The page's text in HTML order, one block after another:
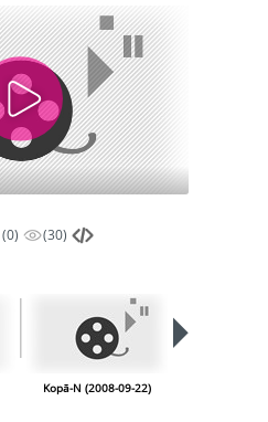
(0) (30)
Kopā-N (2008-09-22)